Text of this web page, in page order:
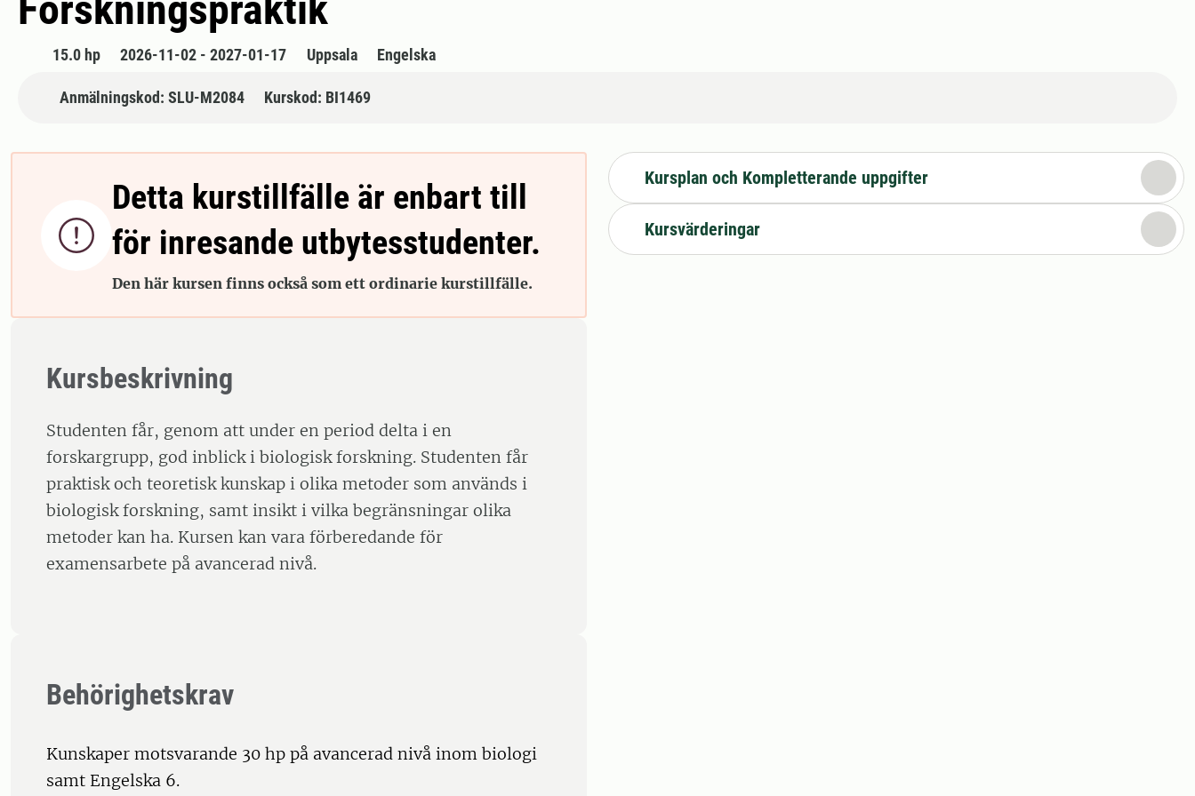
15.0 hp 2026-11-02 - 2027-01-17 Uppsala Engelska
Anmälningskod: SLU-M2084 Kurskod: BI1469

Detta kurstillfälle är enbart till
för inresande utbytesstudenter.
Den här kursen finns också som ett ordinarie kurstillfälle.
Kursbeskrivning
Studenten får, genom att under en period delta i en
forskargrupp, god inblick i biologisk forskning. Studenten får
praktisk och teoretisk kunskap i olika metoder som används i
biologisk forskning, samt insikt i vilka begränsningar olika
metoder kan ha. Kursen kan vara förberedande för
examensarbete på avancerad nivå.
Behörighetskrav
Kunskaper motsvarande 30 hp på avancerad nivå inom biologi
samt Engelska 6.
Kursplan och Kompletterande uppgifter
Kursvärderingar